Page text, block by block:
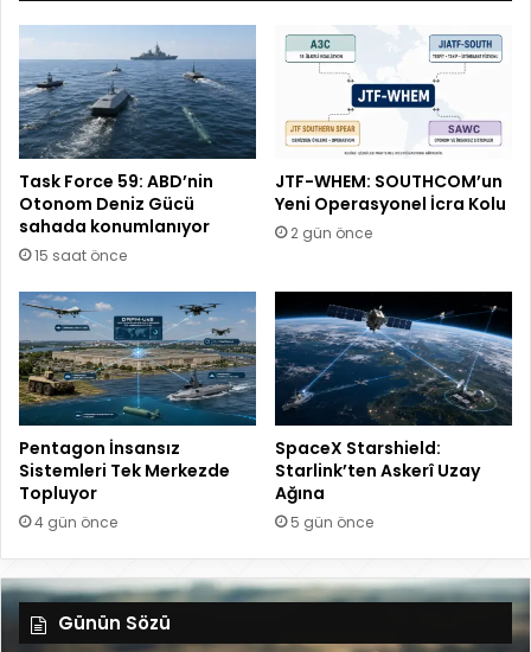
Task Force 59: ABD’nin
Otonom Deniz Gücü
sahada konumlanıyor
15 saat önce
JTF-WHEM: SOUTHCOM’un
Yeni Operasyonel İcra Kolu
2 gün önce
Pentagon İnsansız
Sistemleri Tek Merkezde
Topluyor
4 gün önce
SpaceX Starshield:
Starlink’ten Askerî Uzay
Ağına
5 gün önce
Günün Sözü